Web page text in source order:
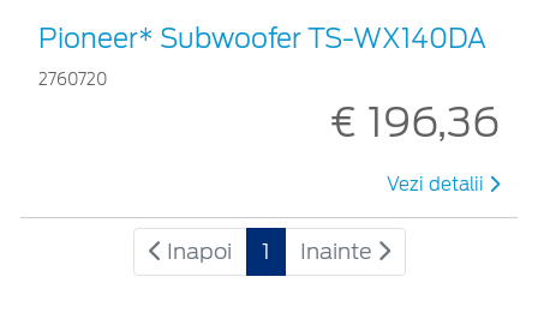
Pioneer* Subwoofer TS-WX140DA
2760720
€ 196,36
Vezi detalii
Inapoi 1 Inainte